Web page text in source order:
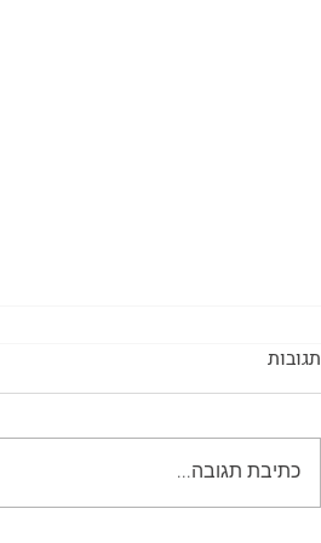
"וְהִקְשַׁבְתָּ לרעך כמוך"
תגובות
כתיבת תגובה...